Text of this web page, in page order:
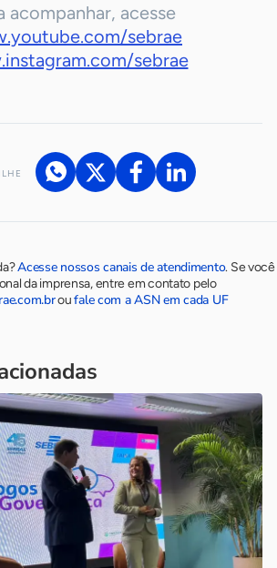
acompanhar, acesse
sebrae
sebrae
Acesse nossos canais de atendimento. Se você
da imprensa, entre em contato pelo
oufale com a ASN em cada UF